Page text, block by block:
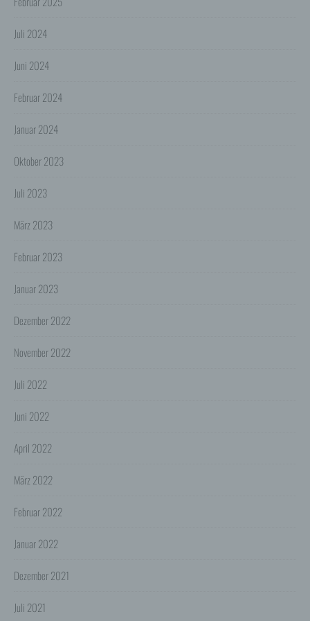
Juli 2024
Juni 2024
Februar 2024
Januar 2024
Oktober 2023
Juli 2023
März 2023
Februar 2023
Januar 2023
Dezember 2022
November 2022
Juli 2022
Juni 2022
April 2022
März 2022
Februar 2022
Januar 2022
Dezember 2021
Juli 2021
gekürzt.
Die von dem Browser des Nutzers übermittelte IP-
der Cookies durch eine entsprechende Einstellung ihrer
darüber hinaus die Erfassung der durch das Cookie
erzeugten und auf ihre Nutzung des Onlineangebotes
dieser Daten durch Google verhindern, indem sie das
http://tools.google.com/dlpage/gaoptout?hl=de.
Weitere Informationen zur Datennutzung zu
Werbezwecken durch Google, Einstellungs- und
Webseiten von Google:
Websites oder Apps unserer Partner"),
http://www.google.de/settings/ads ("Informationen
einzublenden") und
http://www.google.com/ads/preferences ("Bestimmen
(kurz "Google-Marketing-Services") der Google Inc.,
94043, USA, ("Google").
Werbeanzeigen für und auf unserer Website gezielter
Nutzer z.B. Anzeigen für Produkte angezeigt werden,
Zwecken wird bei Aufruf unserer und anderer
sind, unmittelbar durch Google ein Code von Google
ausgeführt und es werden in die Website sog.
auch als "Web Beacons" bezeichnet) in die Webseite
abgespeichert (statt Cookies können auch